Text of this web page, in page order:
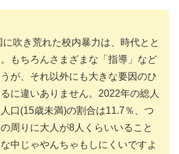
吹き荒れた校内暴力は、時代とと
もちろんさまざまな「指導」など
が、それ以外にも大きな要因のひ
に違いありません。2022年の総人
口(15歳未満)の割合は11.7％、つ
周りに大人が8人くらいいること
中じゃやんちゃもしにくいですよ